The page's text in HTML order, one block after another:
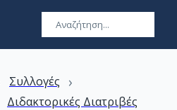
Συλλογές ›
Διδακτορικές Διατριβές